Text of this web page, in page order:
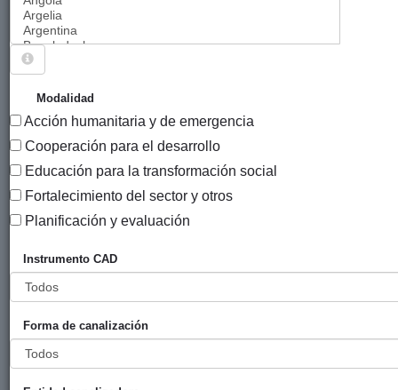
Modalidad
Acción humanitaria y de emergencia
Cooperación para el desarrollo
Educación para la transformación social
Fortalecimiento del sector y otros
Planificación y evaluación
Instrumento CAD
Forma de canalización
6945 PROYECTOS
Título
Entidad
financiadora
Mejora de la
prevención y del
tratamiento en la
en la región de
Mopti
de Zarautz
Obras de